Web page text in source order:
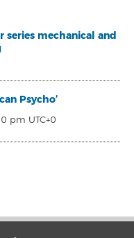
series mechanical and
Psycho’
pm UTC+0